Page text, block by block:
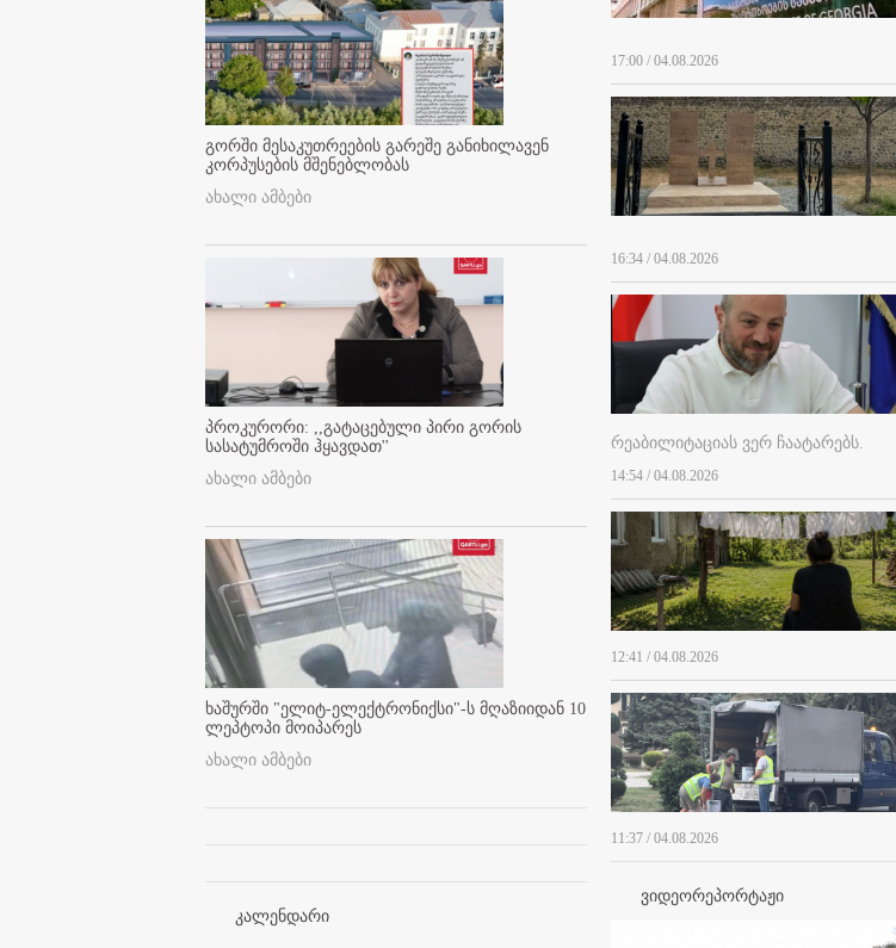
გორში მესაკუთრეების გარეშე განიხილავენ
კორპუსების მშენებლობას
ახალი ამბები
პროკურორი: ,,გატაცებული პირი გორის
სასატუმროში ჰყავდათ''
ახალი ამბები
ხაშურში "ელიტ-ელექტრონიქსი"-ს მღაზიიდან 10
ლეპტოპი მოიპარეს
ახალი ამბები
კალენდარი
17:00 / 04.08.2026
16:34 / 04.08.2026
რეაბილიტაციას ვერ ჩაატარებს.
14:54 / 04.08.2026
12:41 / 04.08.2026
11:37 / 04.08.2026
ვიდეორეპორტაჟი